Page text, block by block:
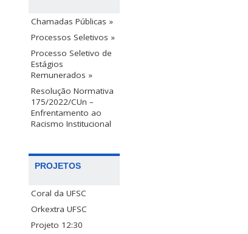
Chamadas Públicas »
Processos Seletivos »
Processo Seletivo de
Estágios
Remunerados »
Resolução Normativa
175/2022/CUn –
Enfrentamento ao
Racismo Institucional
PROJETOS
Coral da UFSC
Orkextra UFSC
Projeto 12:30